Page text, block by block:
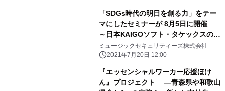
「SDGs時代の明日を創る力」をテー
マにしたセミナーが 8月5日に開催
～日本KAIGOソフト・タケックスの社
長が登壇～
ミュージックセキュリティーズ株式会社
2021年7月20日 12:00
『エッセンシャルワーカー応援ほけ
ん』プロジェクト ―青森県や和歌山